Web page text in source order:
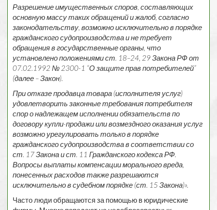
Разрешение имущественных споров, составляющих
основную массу таких обращений и жалоб, согласно
законодательству, возможно исключительно в порядке
гражданского судопроизводства и не требует
обращения в государственные органы, что
установлено положениями ст. 18–24, 29 Закона РФ от
07.02.1992 № 2300-1 “О защите прав потребителей”
(далее – Закон).
При отказе продавца товара (исполнителя услуг)
удовлетворить законные требования потребителя
спор о надлежащем исполнении обязательств по
договору купли-продажи или возмездного оказания услуг
возможно урегулировать только в порядке
гражданского судопроизводства в соответствии со
ст. 17 Закона и ст. 11 Гражданского кодекса РФ.
Вопросы выплаты компенсации морального вреда,
понесенных расходов также разрешаются
исключительно в судебном порядке (ст. 15 Закона)».
Часто люди обращаются за помощью в юридические